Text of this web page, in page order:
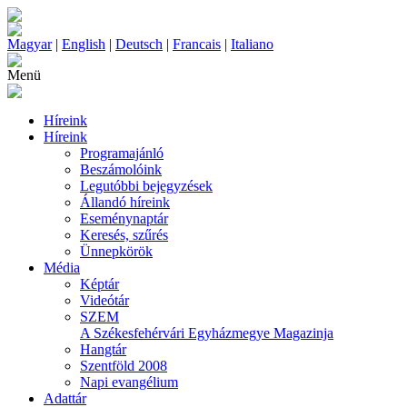
Magyar| English | Deutsch | Francais | Italiano
Menü
Híreink
Híreink
Programajánló
Beszámolóink
Legutóbbi bejegyzések
Állandó híreink
Eseménynaptár
Keresés, szűrés
Ünnepkörök
Média
Képtár
Videótár
SZEM
A Székesfehérvári Egyházmegye Magazinja
Hangtár
Szentföld 2008
Napi evangélium
Adattár